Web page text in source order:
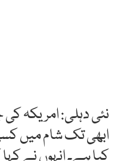
نئی دہلی: امریکہ
ابھی تک شام میں